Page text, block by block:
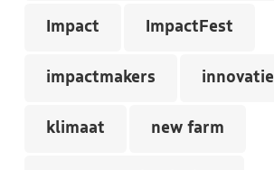
Impact ImpactFest
impactmakers innovatie
klimaat new farm